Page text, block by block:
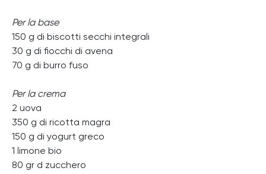
Per la base
150 g di biscotti secchi integrali
30 g di fiocchi di avena
70 g di burro fuso
Per la crema
2 uova
350 g di ricotta magra
150 g di yogurt greco
1 limone bio
80 gr d zucchero